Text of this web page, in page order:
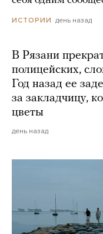
ИСТОРИИ день назад
В Рязани
полицейских,
Год назад ее
за закладчицу,
цветы
день назад